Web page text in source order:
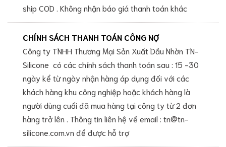
ship COD . Không nhận báo giá thanh toán khác
CHÍNH SÁCH THANH TOÁN CÔNG NỢ
Công ty TNHH Thương Mại Sản Xuất Dầu Nhờn TN-
Silicone có các chính sách thanh toán sau : 15 -30
ngày kể từ ngày nhận hàng áp dụng đối với các
khách hàng khu công nghiệp hoặc khách hàng là
người dùng cuối đã mua hàng tại công ty từ 2 đơn
hàng trở lên . Thông tin liên hệ về email : tn@tn-
silicone.com.vn để được hỗ trợ